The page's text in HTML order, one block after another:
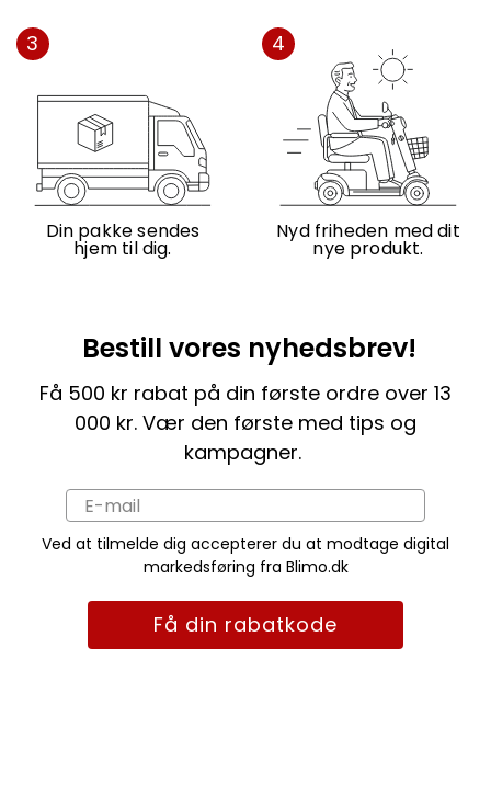
3
Din pakke sendes
hjem til dig.
4
Nyd friheden med dit
nye produkt.
Bestill vores nyhedsbrev!
Få 500 kr rabat på din første ordre over 13
000 kr. Vær den første med tips og
kampagner.
Ved at tilmelde dig accepterer du at modtage digital
markedsføring fra Blimo.dk
Få din rabatkode